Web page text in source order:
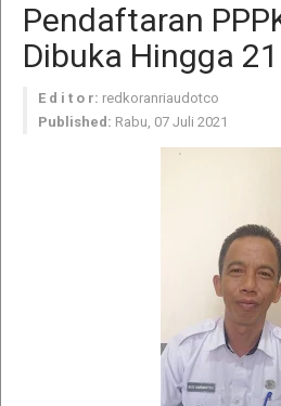
Pendaftaran
Dibuka Hingga
E d i t o r: redkoranriaudotco
Published: Rabu, 07 Juli 2021